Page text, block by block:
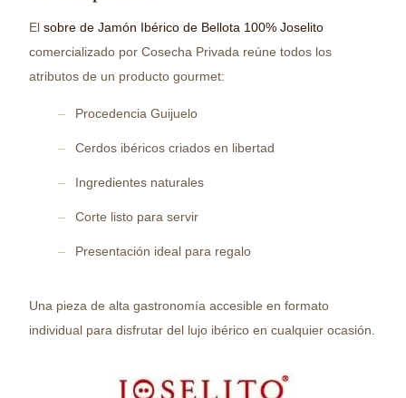
El sobre de Jamón Ibérico de Bellota 100% Joselito
comercializado por Cosecha Privada reúne todos los
atributos de un producto gourmet:
Procedencia Guijuelo
Cerdos ibéricos criados en libertad
Ingredientes naturales
Corte listo para servir
Presentación ideal para regalo
Una pieza de alta gastronomía accesible en formato
individual para disfrutar del lujo ibérico en cualquier ocasión.